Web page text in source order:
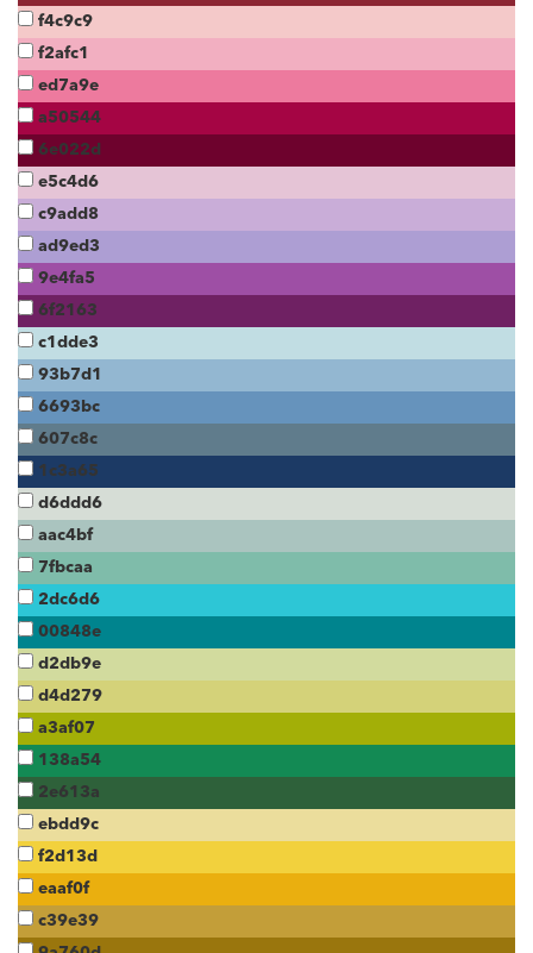
f4c9c9
f2afc1
ed7a9e
a50544
6e022d
e5c4d6
c9add8
ad9ed3
9e4fa5
6f2163
c1dde3
93b7d1
6693bc
607c8c
1c3a65
d6ddd6
aac4bf
7fbcaa
2dc6d6
00848e
d2db9e
d4d279
a3af07
138a54
2e613a
ebdd9c
f2d13d
eaaf0f
c39e39